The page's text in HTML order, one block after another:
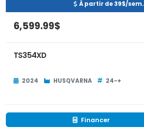
À partir de 39$/sem.
6,599.99$
TS354XD
2024 HUSQVARNA 24-+
Financer